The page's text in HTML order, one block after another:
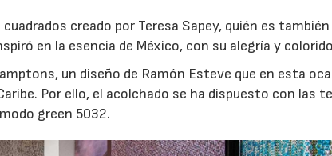
creado por Teresa Sapey, quién es también
en la esencia de México, con su alegría y
un diseño de Ramón Esteve que en esta
Por ello, el acolchado se ha dispuesto con las
green 5032.